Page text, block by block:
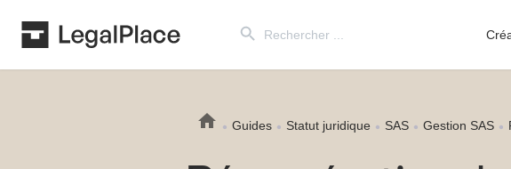
for:
Guides Statut juridique SAS Gestion SAS